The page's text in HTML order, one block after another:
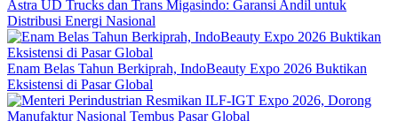
Astra UD Trucks dan Trans Migasindo: Garansi Andil untuk
Distribusi Energi Nasional
Enam Belas Tahun Berkiprah, IndoBeauty Expo 2026 Buktikan
Eksistensi di Pasar Global